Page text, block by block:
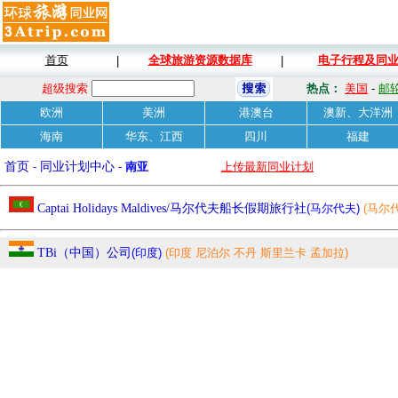
首页 全球旅游资源数据库 电子行程及同
超级搜索 热点： 美国 - 邮
欧洲
美洲 港澳台
澳新、大洋洲
海南
华东、江西 四川 福建
首页 - 同业计划中心 - 南亚 上传最新同业计划
Captai Holidays Maldives/马尔代夫船长假期旅行社(马尔代夫) (马尔
TBi（中国）公司 (印度) (印度 尼泊尔 不丹 斯里兰卡 孟加拉)